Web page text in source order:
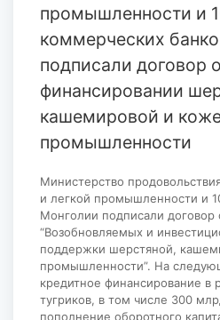
промышленности и
коммерческих
подписали договор о
финансировании
кашемировой и
промышленности
Министерство
и легкой промышленности и
Монголии подписали договор
“Возобновляемых и
поддержки шерстяной,
промышленности”. На
кредитное финансирование в
тугриков, в том числе 300
пополнение оборотного